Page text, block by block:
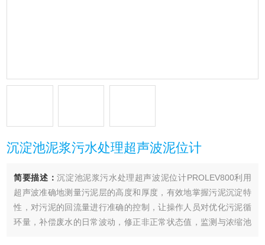
沉淀池泥浆污水处理超声波泥位计
简要描述：沉淀池泥浆污水处理超声波泥位计PROLEV800利用
超声波准确地测量污泥层的高度和厚度，有效地掌握污泥沉淀特
性，对污泥的回流量进行准确的控制，让操作人员对优化污泥循
环量，补偿废水的日常波动，修正非正常状态值，监测与浓缩池